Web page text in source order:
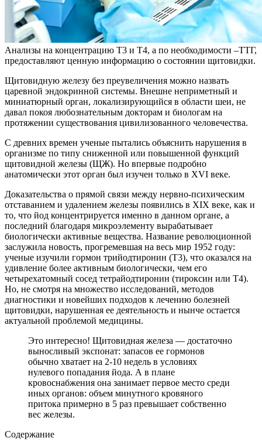
Анализы на концентрацию Т3 и Т4, а по необходимости –ТТГ,
предоставляют ценную информацию о состоянии щитовидки.
Щитовидную железу без преувеличения можно назвать
царевной эндокринной системы. Внешне неприметный и
миниатюрный орган, локализирующийся в области шеи, не
давал покоя любознательным докторам и биологам на
протяжении существования цивилизованного человечества.
С древних времен ученые пытались объяснить нарушения в
организме по типу сниженной или повышенной функций
щитовидной железы (ЩЖ). Но впервые подробно
анатомически этот орган был изучен только в ХVI веке.
Доказательства о прямой связи между нервно-психическим
отставанием и удалением железы появились в ХIХ веке, как и
то, что йод концентрируется именно в данном органе, а
последний благодаря микроэлементу вырабатывает
биологически активные вещества. Название революционной
заслужила новость, прогремевшая на весь мир 1952 году:
ученые изучили гормон трийодтиронин (Т3), что оказался на
удивление более активным биологически, чем его
четырехатомный сосед тетрайодтиронин (тироксин или Т4).
Но, не смотря на множество исследований, методов
диагностики и новейших подходов к лечению болезней
щитовидки, нарушенная ее деятельность и нынче остается
актуальной проблемой медицины.
Это интересно! Щитовидная железа — достаточно
выносливый экспонат: запасов ее гормонов
обычно хватает на 2-10 недель в условиях
нулевого попадания йода. А в плане
кровоснабжения она занимает первое место среди
иных органов: объем минутного кровяного
притока примерно в 5 раз превышает собственно
вес железы.
Содержание